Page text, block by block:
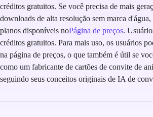
créditos gratuitos. Se você precisa de mais
downloads de alta resolução sem marca
planos disponíveis noPágina de preços.
créditos gratuitos. Para mais uso, os usuários
na página de preços, o que também é útil se
como um fabricante de cartões de convite de
seguindo seus conceitos originais de IA de